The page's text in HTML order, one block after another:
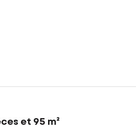
et 95 m²